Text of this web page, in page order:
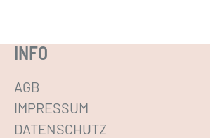
INFO
AGB
IMPRESSUM
DATENSCHUTZ